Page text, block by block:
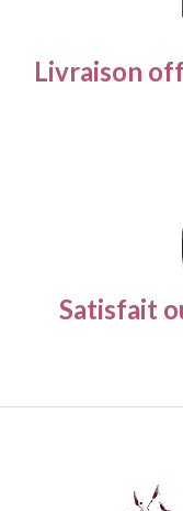
Livraison
Satisfait